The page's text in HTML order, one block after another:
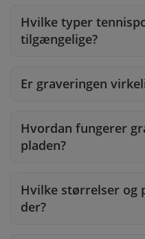
Hvilke typer
tilgængelige?
Er graveringen
Hvordan fungerer
pladen?
Hvilke størrelser og
der?